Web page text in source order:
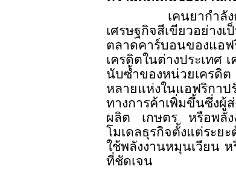
เคนยากำ
เศรษฐกิจสีเขียวอย่าง
ตลาดคาร์บอนของแอ
เครดิตในต่างประเทศ
นับซ้ำของหน่วยเครดิ
หลายแห่งในแอฟริกา
ทางการค้าเพิ่มขึ้นซึ่งผู้
ผลิต เกษตร หรือพลัง
โมเดลธุรกิจตั้งแต่ระย
ใช้พลังงานหมุนเวียน
ที่ชัดเจน